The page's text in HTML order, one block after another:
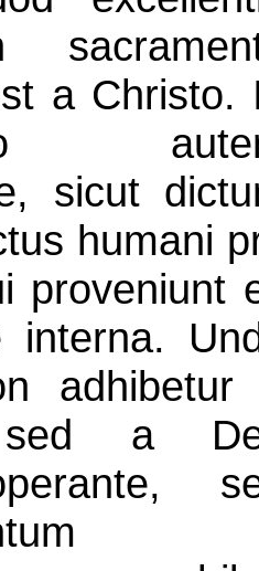
a Christo.
sicut
humani
proveniunt
interna.
adhibetur
sed a